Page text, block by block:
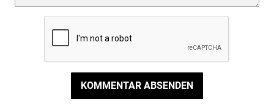
KOMMENTAR ABSENDEN